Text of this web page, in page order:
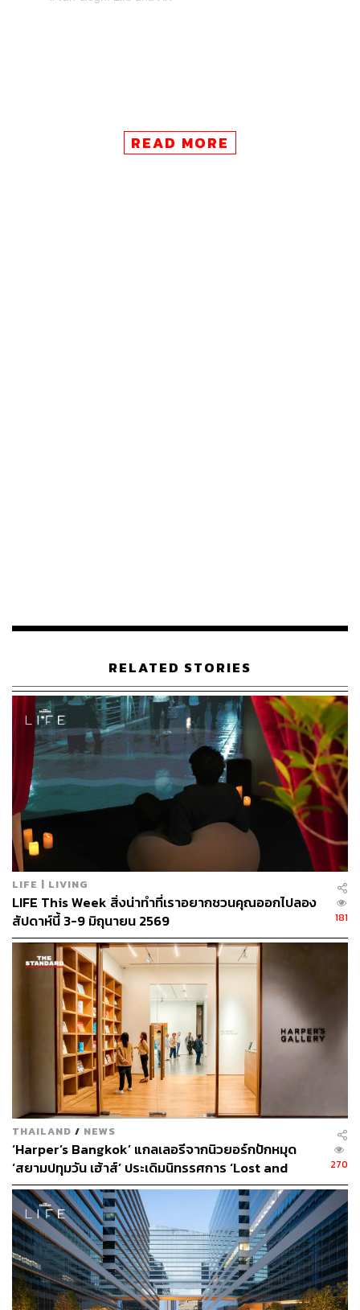
READ MORE
RELATED STORIES
LIFE | LIVING
LIFE This Week สิ่งน่าทำที่เราอยากชวนคุณออกไปลอง
สัปดาห์นี้ 3-9 มิถุนายน 2569
181
THAILAND / NEWS
‘Harper’s Bangkok’ แกลเลอรีจากนิวยอร์กปักหมุด
‘สยามปทุมวัน เฮ้าส์’ ประเดิมนิทรรศการ ‘Lost and
Found’ ของ ‘Joel Mesler’ ครั้งแรกในอาเซียน
[Advertorial]
270